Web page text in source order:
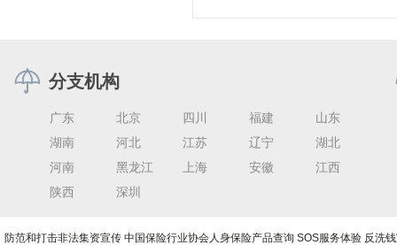
分支机构
广东 北京 四川 福建
山东
湖南
河北 江苏 辽宁
湖北
河南
黑龙江 上海 安徽
江西
陕西
深圳
防范和打击非法集资宣传 中国保险行业协会人身保险产品查询 SOS服务体验 反洗